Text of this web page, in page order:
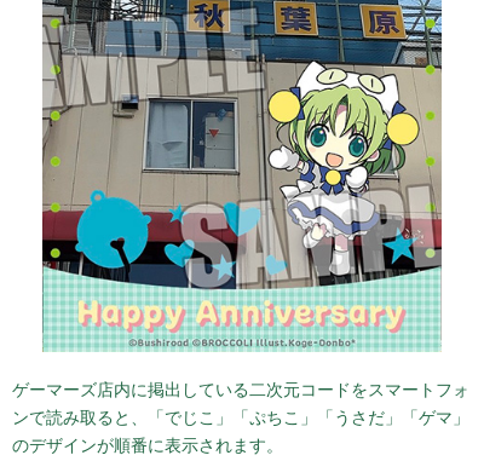
『アニメ・ゲーム・コミック』を更新
｢ゴシックは魔法乙女｣ コラボ情報を掲載しました。
2019.02.20
『アニメ・ゲーム・コミック』を更新
｢でじこのチャンピオンカップ｣ Kindle版配信情報を掲載しま
した
2019.02.08
デ・ジ・キャラット20周年アニバーサリードラマCD試聴公
開！
2019.01.29
デ・ジ・キャラット20周年アニバーサリードラマCD発売記念
トークイベント＆店頭抽選会開催！
2019.01.24
おおさかアニメカーニバルでデ・ジ・キャラット20周年イベ
2019.01.15
デ・ジ・キャラット20周年アニバーサリードラマCD発売記念
スペシャルQ＆A掲載！
ゲーマーズ店内に掲出している二次元コードをスマートフォ
ンで読み取ると、「でじこ」「ぷちこ」「うさだ」「ゲマ」
のデザインが順番に表示されます。